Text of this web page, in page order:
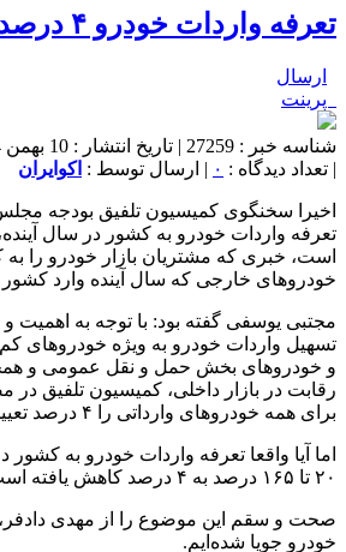
تعرفه واردات خودرو ۴ درصد شد؟
ارسال
پرینت
| تعداد دیدگاه : ۰ | ارسال توسط : اکوایران
اخیرا سخنگوی کمیسیون تلفیق بودجه
است، خبری که مشتریان بازار خودرو را
خودروهای خارجی که سال آینده وارد کشور
مجتبی یوسفی گفته بود: با توجه به اهمیت
تسهیل واردات خودرو به ویژه خودروهای
و خودروهای بخش حمل و نقل عمومی و
رقابت در بازار داخلی، کمیسیون تلفیق
برای همه خودروهای وارداتی را ۴ درصد تعیین کرد.
اما آیا واقعا تعرفه واردات خودرو به کشور
۲۰ تا ۱۶۵ درصد به ۴ درصد کاهش یافته است؟
صحت و سقم این موضوع را از مهدی
خودرو جویا شده‌ایم.